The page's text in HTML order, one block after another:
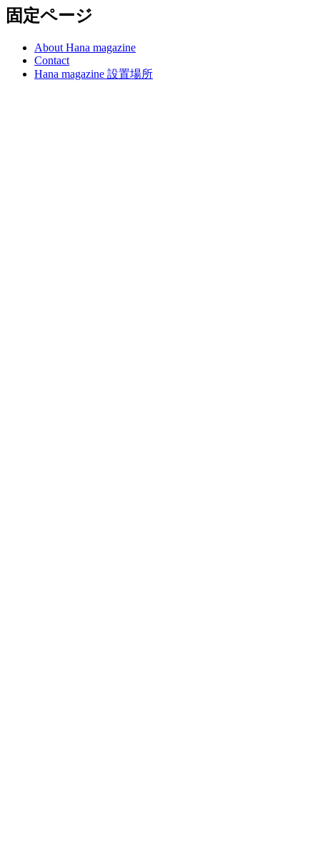
固定ページ
About Hana magazine
Contact
Hana magazine 設置場所